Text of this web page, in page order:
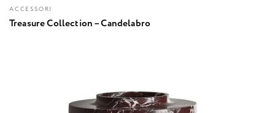
ACCESSORI
Treasure Collection – Candelabro